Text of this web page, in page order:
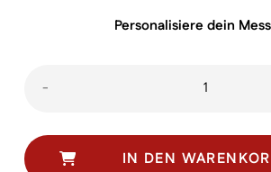
Personalisiere dein
-
Climber
IN DEN